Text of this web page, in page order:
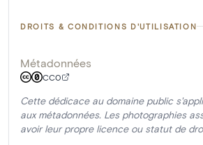
DROITS & CONDITIONS D'UTILISATION
Métadonnées
CC0
Cette dédicace au domaine public
aux métadonnées. Les photographies
avoir leur propre licence ou statut de